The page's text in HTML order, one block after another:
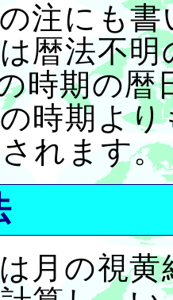
注にも
暦法不
時期の暦
時期よ
れます。
月の視